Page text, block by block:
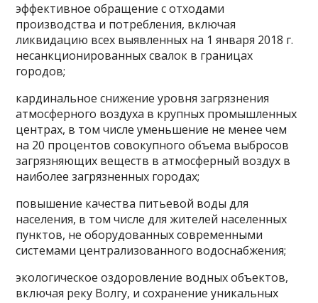
эффективное обращение с отходами
производства и потребления, включая
ликвидацию всех выявленных на 1 января 2018 г.
несанкционированных свалок в границах
городов;
кардинальное снижение уровня загрязнения
атмосферного воздуха в крупных промышленных
центрах, в том числе уменьшение не менее чем
на 20 процентов совокупного объема выбросов
загрязняющих веществ в атмосферный воздух в
наиболее загрязненных городах;
повышение качества питьевой воды для
населения, в том числе для жителей населенных
пунктов, не оборудованных современными
системами централизованного водоснабжения;
экологическое оздоровление водных объектов,
включая реку Волгу, и сохранение уникальных